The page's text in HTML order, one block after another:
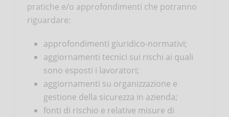
pratiche e/o approfondimenti che potranno
riguardare:
approfondimenti giuridico-normativi;
aggiornamenti tecnici sui rischi ai quali
sono esposti i lavoratori;
aggiornamenti su organizzazione e
gestione della sicurezza in azienda;
fonti di rischio e relative misure di